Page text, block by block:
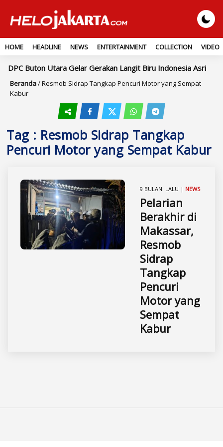
HOME HEADLINE NEWS ENTERTAINMENT COLLECTION VIDEO
Buton Utara Gelar Gerakan Langit Biru Indonesia Asri
Beranda/Resmob Sidrap Tangkap Pencuri Motor yang Sempat
Kabur
Tag : Resmob Sidrap Tangkap
Pencuri Motor yang Sempat Kabur
9 BULAN LALU | NEWS
Pelarian
Berakhir di
Makassar,
Resmob
Sidrap
Tangkap
Pencuri
Motor yang
Sempat
Kabur